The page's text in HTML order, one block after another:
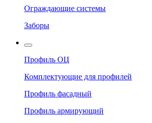
Ограждающие системы
Заборы
Профиль ОЦ
Комплектующие для профилей
Профиль фасадный
Профиль армирующий